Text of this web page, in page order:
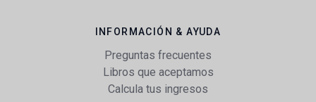
INFORMACIÓN & AYUDA
Preguntas frecuentes
Libros que aceptamos
Calcula tus ingresos